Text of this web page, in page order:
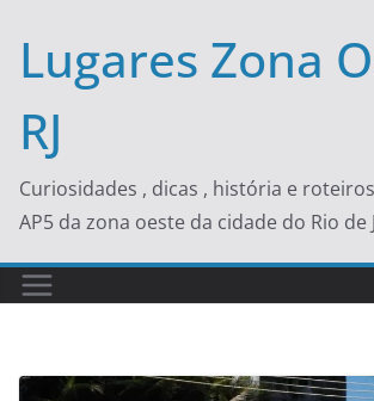
content
Lugares Zona
RJ
Curiosidades , dicas , história e
AP5 da zona oeste da cidade do Rio de